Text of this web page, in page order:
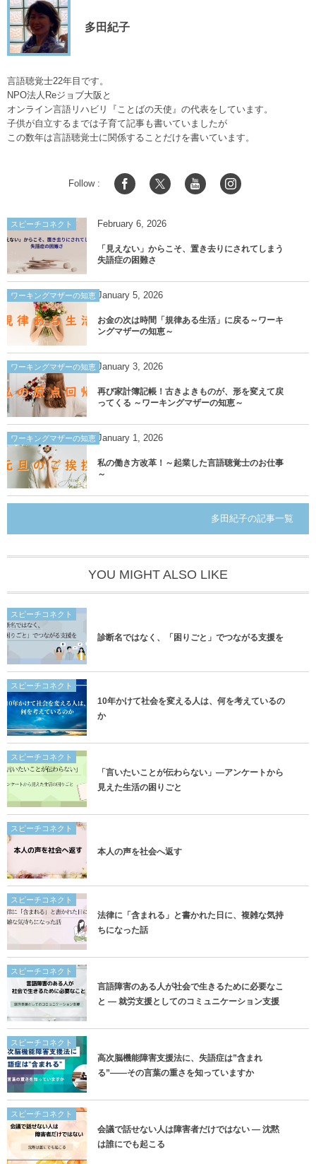
多田紀子
言語聴覚士22年目です。
NPO法人Reジョブ大阪と
オンライン言語リハビリ『ことばの天使』の代表をしています。
子供が自立するまでは子育て記事も書いていましたが
この数年は言語聴覚士に関係することだけを書いています。
Follow :
スピーチコネクト February 6, 2026
「見えない」からこそ、置き去りにされてしまう
失語症の困難さ
ワーキングマザーの知恵 January 5, 2026
お金の次は時間「規律ある生活」に戻る～ワーキ
ングマザーの知恵～
ワーキングマザーの知恵 January 3, 2026
再び家計簿記帳！古きよきものが、形を変えて戻
ってくる ～ワーキングマザーの知恵～
ワーキングマザーの知恵 January 1, 2026
私の働き方改革！～起業した言語聴覚士のお仕事
～
多田紀子の記事一覧
YOU MIGHT ALSO LIKE
スピーチコネクト
診断名ではなく、「困りごと」でつながる支援を
スピーチコネクト
10年かけて社会を変える人は、何を考えているの
か
スピーチコネクト
「言いたいことが伝わらない」―アンケートから
見えた生活の困りごと
スピーチコネクト
本人の声を社会へ返す
スピーチコネクト
法律に「含まれる」と書かれた日に、複雑な気持
ちになった話
スピーチコネクト
言語障害のある人が社会で生きるために必要なこ
と ― 就労支援としてのコミュニケーション支援
スピーチコネクト
高次脳機能障害支援法に、失語症は”含まれ
る”——その言葉の重さを知っていますか
スピーチコネクト
会議で話せない人は障害者だけではない ― 沈黙
は誰にでも起こる